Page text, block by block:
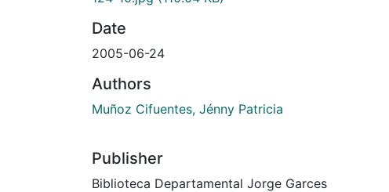
Date
2005-06-24
Authors
Muñoz Cifuentes, Jénny Patricia
Publisher
Biblioteca Departamental Jorge Garces